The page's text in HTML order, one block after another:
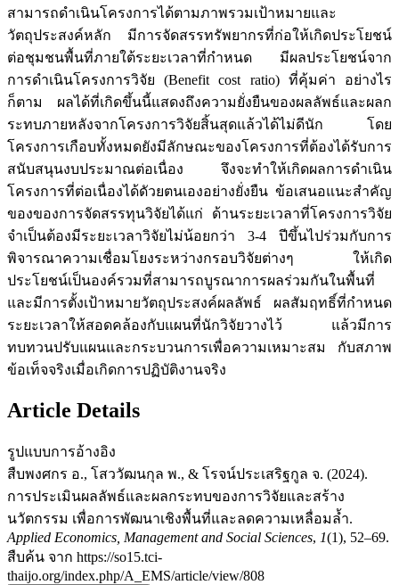
สามารถดำเนินโครงการได้ตามภาพรวมเป้าหมายและ
วัตถุประสงค์หลัก มีการจัดสรรทรัพยากรที่ก่อให้เกิดประโยชน์
ต่อชุมชนพื้นที่ภายใต้ระยะเวลาที่กำหนด มีผลประโยชน์จาก
การดำเนินโครงการวิจัย (Benefit cost ratio) ที่คุ้มค่า อย่างไร
ก็ตาม ผลได้ที่เกิดขึ้นนี้แสดงถึงความยั่งยืนของผลลัพธ์และผลก
ระทบภายหลังจากโครงการวิจัยสิ้นสุดแล้วได้ไม่ดีนัก โดย
โครงการเกือบทั้งหมดยังมีลักษณะของโครงการที่ต้องได้รับการ
สนับสนุนงบประมาณต่อเนื่อง จึงจะทำให้เกิดผลการดำเนิน
โครงการที่ต่อเนื่องได้ดัวยตนเองอย่างยั่งยืน ข้อเสนอแนะสำคัญ
ของของการจัดสรรทุนวิจัยได้แก่ ด้านระยะเวลาที่โครงการวิจัย
จำเป็นต้องมีระยะเวลาวิจัยไม่น้อยกว่า 3-4 ปีขึ้นไปร่วมกับการ
พิจารณาความเชื่อมโยงระหว่างกรอบวิจัยต่างๆ ให้เกิด
ประโยชน์เป็นองค์รวมที่สามารถบูรณาการผลร่วมกันในพื้นที่
และมีการตั้งเป้าหมายวัตถุประสงค์ผลลัพธ์ ผลสัมฤทธิ์ที่กำหนด
ระยะเวลาให้สอดคล้องกับแผนที่นักวิจัยวางไว้ แล้วมีการ
ทบทวนปรับแผนและกระบวนการเพื่อความเหมาะสม กับสภาพ
ข้อเท็จจริงเมื่อเกิดการปฏิบัติงานจริง
Article Details
รูปแบบการอ้างอิง
สืบพงศกร อ., โสววัฒนกุล พ., & โรจน์ประเสริฐกูล จ. (2024).
การประเมินผลลัพธ์และผลกระทบของการวิจัยและสร้าง
นวัตกรรม เพื่อการพัฒนาเชิงพื้นที่และลดความเหลื่อมล้ำ.
Applied Economics, Management and Social Sciences, 1(1), 52–69.
สืบค้น จาก https://so15.tci-
thaijo.org/index.php/A_EMS/article/view/808